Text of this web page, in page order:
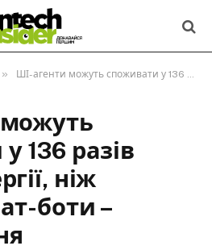
» ШІ-агенти можуть споживати у 136 разів більше енергії, ніж звичайні чат-боти – дослідження
136 разів
ніж
боти –